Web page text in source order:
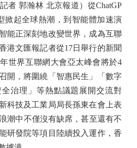
郭瀚林 北京報道）從ChatGP
掀起全球熱潮，到智能體加速演
能正深刻地改變世界，成為互聯
港文匯報記者從17日舉行的新聞
世界互聯網大會亞太峰會將於4
開，將圍繞「智惠民生」「數字
治理」等熱點議題展開交流對
科技及工業局局長孫東在會上表
潮中不僅沒有缺席，甚至還有不
研發院等項目陸續投入運作，香